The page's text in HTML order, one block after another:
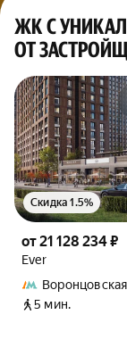
ЖК С
ОТ
от 21 128 234 ₽
Ever
Воронцовская
5 мин.
Скидка 1.5%